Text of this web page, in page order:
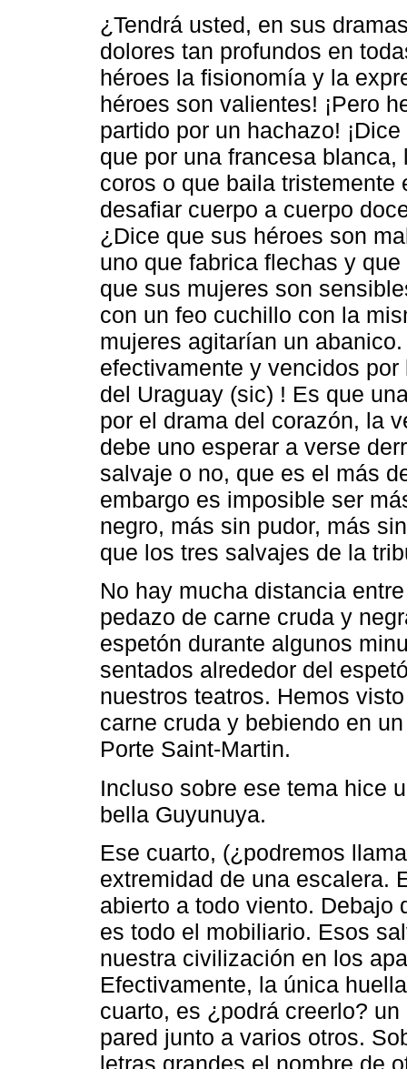
¿Tendrá usted, en sus
dolores tan profundos en
héroes la fisionomía y la
héroes son valientes! ¡Pero
partido por un hachazo!
que por una francesa
coros o que baila
desafiar cuerpo a cuerpo
¿Dice que sus héroes son
uno que fabrica flechas y
que sus mujeres son
con un feo cuchillo con la
mujeres agitarían un
efectivamente y vencidos
del Uraguay (sic) ! Es que
por el drama del corazón, la
debe uno esperar a verse
salvaje o no, que es el más
embargo es imposible ser
negro, más sin pudor, más
que los tres salvajes de la
No hay mucha distancia
pedazo de carne cruda y
espetón durante algunos
sentados alrededor del
nuestros teatros. Hemos
carne cruda y bebiendo en
Porte Saint-Martin.
Incluso sobre ese tema hice
bella Guyunuya.
Ese cuarto, (¿podremos
extremidad de una escalera.
abierto a todo viento. Debajo
es todo el mobiliario. Esos
nuestra civilización en los
Efectivamente, la única
cuarto, es ¿podrá creerlo?
pared junto a varios otros.
letras grandes el nombre de